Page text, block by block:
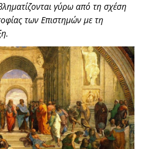
γύρω από τη σχέση
των Επιστημών με τη